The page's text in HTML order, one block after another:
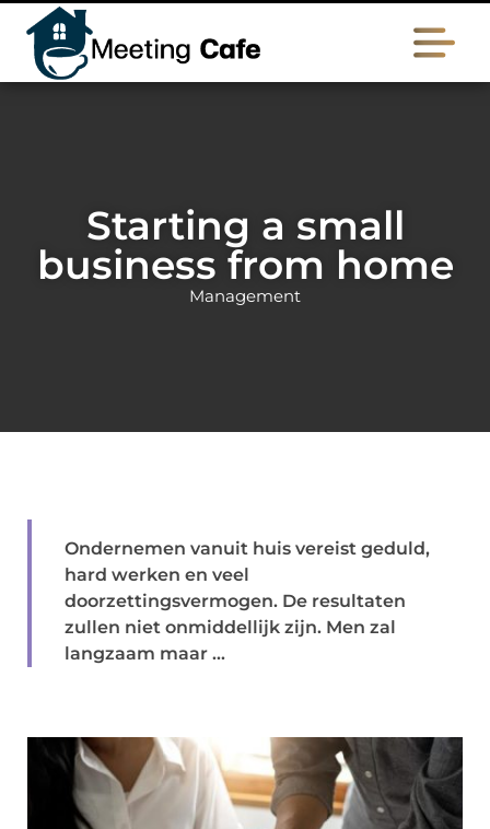
Starting a small
business from home
Management
Ondernemen vanuit huis vereist geduld,
hard werken en veel
doorzettingsvermogen. De resultaten
zullen niet onmiddellijk zijn. Men zal
langzaam maar ...